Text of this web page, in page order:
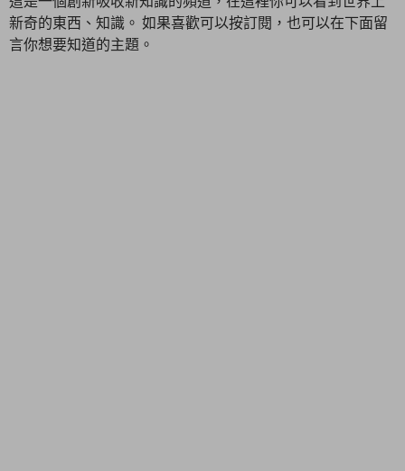
新奇的東西、知識。 如果喜歡可以按訂閱，也可以在下面留
言你想要知道的主題。